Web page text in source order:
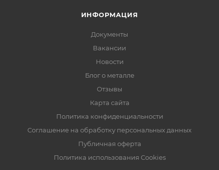
ИНФОРМАЦИЯ
Документы
Вакансии
Новости
Блог о металле
Отзывы
Карта сайта
Политика конфиденциальности
Соглашение на обработку персональных данных
Публичная оферта
Политика использования Cookies